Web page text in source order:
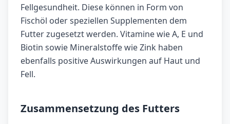
Fellgesundheit. Diese können in Form von
Fischöl oder speziellen Supplementen dem
Futter zugesetzt werden. Vitamine wie A, E und
Biotin sowie Mineralstoffe wie Zink haben
ebenfalls positive Auswirkungen auf Haut und
Fell.
Zusammensetzung des Futters